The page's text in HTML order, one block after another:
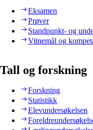
Eksamen
Prøver
Standpunkt- og
Vitnemål og
Tall og forskning
Forskning
Statistikk
Elevundersøkelsen